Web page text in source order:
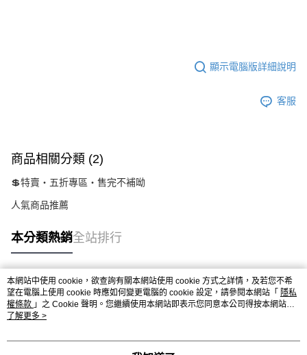
顯示電腦版詳細說明
客服
商品相關分類 (2)
💲特賣‧五折專區‧售完不補呦
人氣商品推薦
本分類熱銷全站排行
熱門標籤
本網站中使用 cookie，欲查詢有關本網站使用 cookie 方式之詳情，及若您不希
望在電腦上使用 cookie 時應如何變更電腦的 cookie 設定，請參閱本網站「 隱私
權條款 」之 Cookie 聲明。您繼續使用本網站即表示您同意本公司得按本網站使
用條款之 Cookie 聲明使用 cookie。
了解更多 >